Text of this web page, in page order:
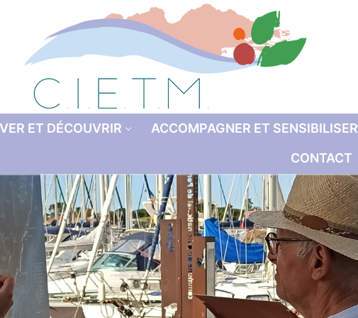
ET DÉCOUVRIR ACCOMPAGNER ET SENSIBILISER
CONTACT